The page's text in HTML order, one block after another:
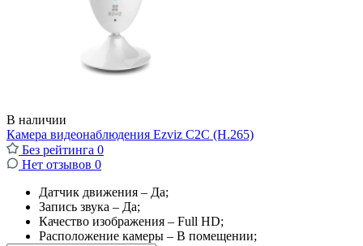
В наличии
Камера видеонаблюдения Ezviz C2C (H.265)
Без рейтинга 0
Нет отзывов 0
Датчик движения – Да;
Запись звука – Да;
Качество изображения – Full HD;
Расположение камеры – В помещении;